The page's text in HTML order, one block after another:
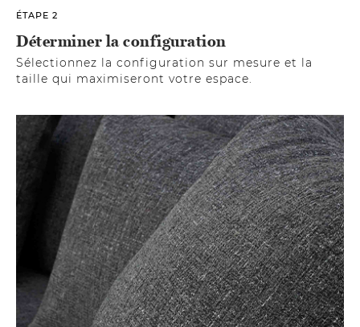
ÉTAPE 2
Déterminer la configuration
Sélectionnez la configuration sur mesure et la
taille qui maximiseront votre espace.